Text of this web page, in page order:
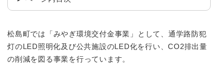
松島町では「みやぎ環境交付金事業」として、通学路防犯
灯のLED照明化及び公共施設のLED化を行い、CO2排出量
の削減を図る事業を行っています。